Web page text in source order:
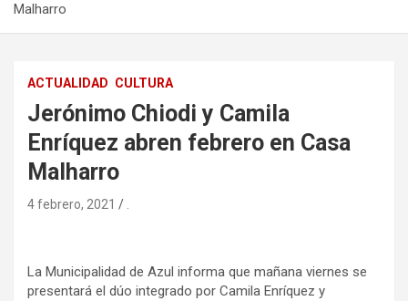
Malharro
ACTUALIDAD CULTURA
Jerónimo Chiodi y Camila
Enríquez abren febrero en Casa
Malharro
4 febrero, 2021
La Municipalidad de Azul informa que mañana viernes se
presentará el dúo integrado por Camila Enríquez y